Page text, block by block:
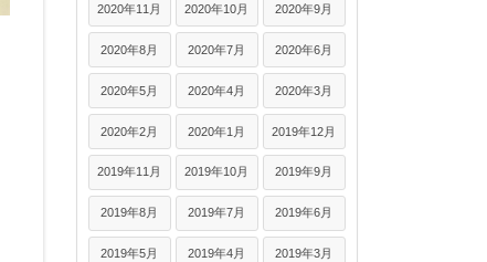
2020年11月 2020年10月 2020年9月
2020年8月 2020年7月 2020年6月
2020年5月 2020年4月 2020年3月
2020年2月 2020年1月 2019年12月
2019年11月 2019年10月 2019年9月
2019年8月 2019年7月 2019年6月
2019年5月 2019年4月 2019年3月